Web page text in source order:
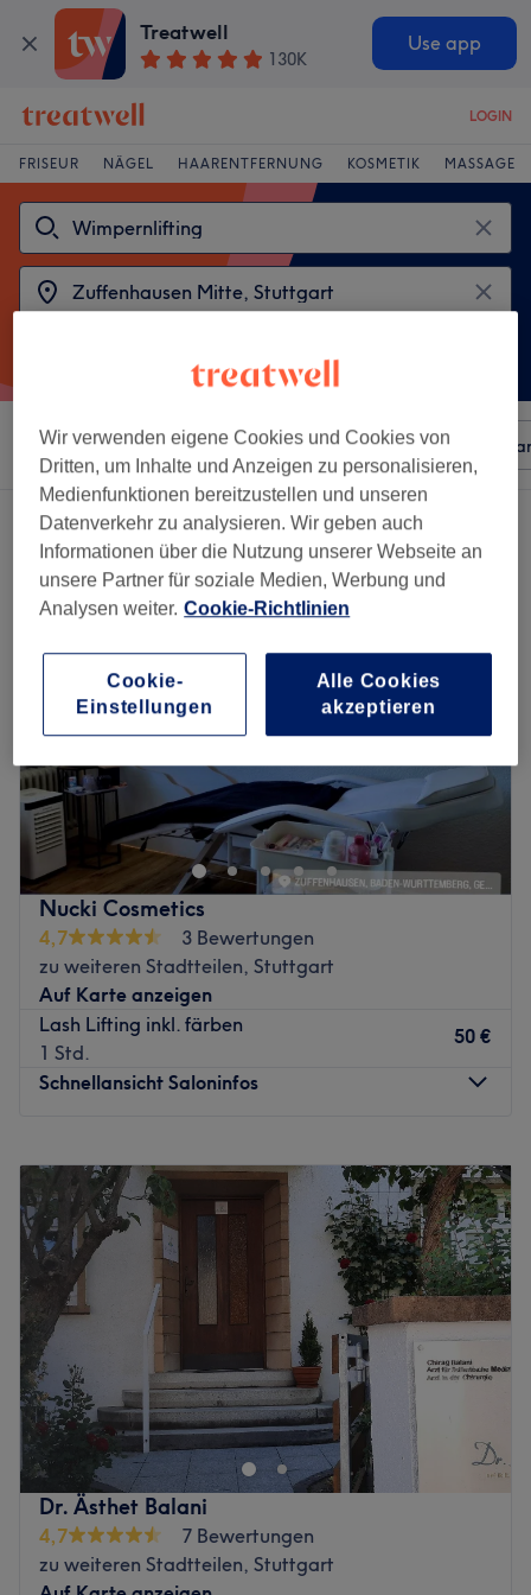
Treatwell
130K
Use app
LOGIN
FRISEUR NÄGEL HAARENTFERNUNG KOSMETIK MASSAGE
Sortieren nach Beliebiger Preis Besonderheiten
2 Salons die anbieten:
wimpernlifting in der Nähe von Zuffenhausen Mitte, Stuttgart
Nucki Cosmetics
4,7
3 Bewertungen
zu weiteren Stadtteilen, Stuttgart
Auf Karte anzeigen
Lash Lifting inkl. färben
1 Std.
50 €
Schnellansicht Saloninfos
Dienstag
10:00 –19:00
Mittwoch
10:00–19:00
Donnerstag
10:00–19:00
Freitag
10:00–19:00
Samstag
10:00–17:00
Sonntag
Geschlossen
In meinem kleinen gemütlichen Beauty-Studio erwartet
Sie eine entspannte und persönliche Atmosphäre. Der
stilvoll eingerichtete Raum verfügt über eine komfortable
Behandlungsliege, eine kleine Sitzecke sowie Getränke
für Ihr Wohlbefinden. Ich biete professionelle
Behandlungen wie Lashlifting, Browlifting, Aquafacial
und Make-up für jeden Anlass an.
Zurück zur Salonansicht
Dr. Ästhet Balani
4,7
7 Bewertungen
zu weiteren Stadtteilen, Stuttgart
Wir verwenden eigene Cookies und Cookies von
Dritten, um Inhalte und Anzeigen zu personalisieren,
Medienfunktionen bereitzustellen und unseren
Datenverkehr zu analysieren. Wir geben auch
Informationen über die Nutzung unserer Webseite an
unsere Partner für soziale Medien, Werbung und
Analysen weiter. Cookie-Richtlinien
Cookie-
Einstellungen
Alle Cookies
akzeptieren